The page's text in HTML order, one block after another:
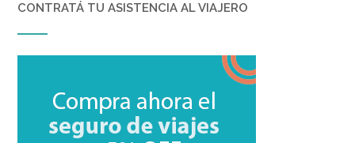
CONTRATÁ TU ASISTENCIA AL VIAJERO